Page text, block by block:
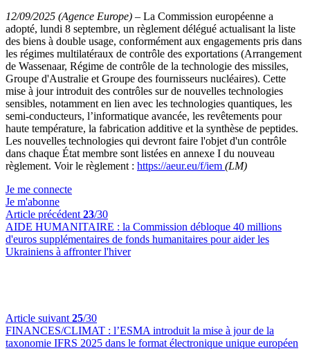
12/09/2025 (Agence Europe) – La Commission européenne a
adopté, lundi 8 septembre, un règlement délégué actualisant la liste
des biens à double usage, conformément aux engagements pris dans
les régimes multilatéraux de contrôle des exportations (Arrangement
de Wassenaar, Régime de contrôle de la technologie des missiles,
Groupe d'Australie et Groupe des fournisseurs nucléaires). Cette
mise à jour introduit des contrôles sur de nouvelles technologies
sensibles, notamment en lien avec les technologies quantiques, les
semi-conducteurs, l’informatique avancée, les revêtements pour
haute température, la fabrication additive et la synthèse de peptides.
Les nouvelles technologies qui devront faire l'objet d'un contrôle
dans chaque État membre sont listées en annexe I du nouveau
règlement. Voir le règlement : https://aeur.eu/f/iem (LM)
Je me connecte
Je m'abonne
Article précédent 23/30
AIDE HUMANITAIRE : la Commission débloque 40 millions
d'euros supplémentaires de fonds humanitaires pour aider les
Ukrainiens à affronter l'hiver
Article suivant 25/30
FINANCES/CLIMAT : l’ESMA introduit la mise à jour de la
taxonomie IFRS 2025 dans le format électronique unique européen